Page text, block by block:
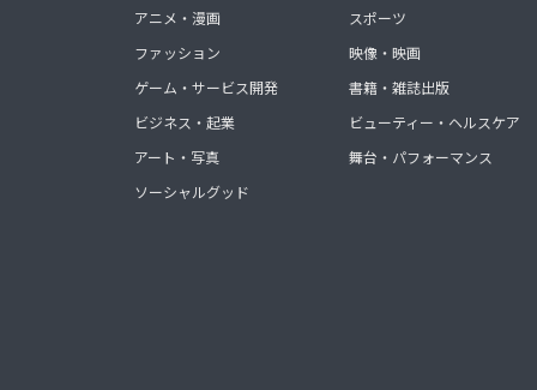
アニメ・漫画
ファッション
ゲーム・サービス開発
ビジネス・起業
アート・写真
ソーシャルグッド
スポーツ
映像・映画
書籍・雑誌出版
ビューティー・ヘルスケア
舞台・パフォーマンス